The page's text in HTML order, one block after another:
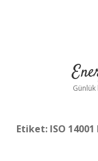
Günlük
Etiket: ISO